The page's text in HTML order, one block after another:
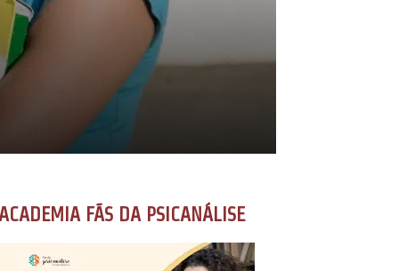
ACADEMIA FÃS DA PSICANÁLISE